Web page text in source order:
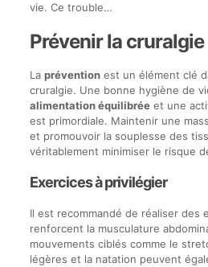
vie. Ce trouble…
Prévenir la cruralgie
La préventionest un élément clé
cruralgie. Une bonne hygiène de
alimentation équilibréeet une
est primordiale. Maintenir une
et promouvoir la souplesse des
véritablement minimiser le risque
Exercices à privilégier
Il est recommandé de réaliser des
renforcent la musculature
mouvements ciblés comme le
légères et la natation peuvent